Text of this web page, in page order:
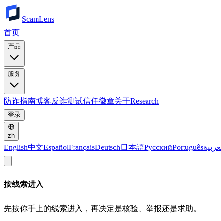
ScamLens
首页
产品
服务
防诈指南博客反诈测试信任徽章关于Research
登录
zh
English中文EspañolFrançaisDeutsch 日本語РусскийPortuguês
按线索进入
先按你手上的线索进入，再决定是核验、举报还是求助。